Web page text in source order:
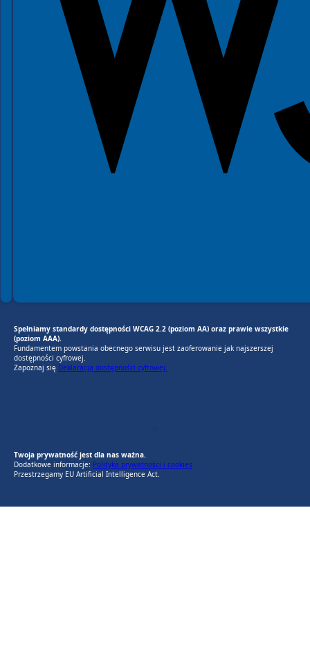
Spełniamy standardy dostępności WCAG 2.2 (poziom AA) oraz prawie wszystkie
(poziom AAA).
Fundamentem powstania obecnego serwisu jest zaoferowanie jak najszerszej
dostępności cyfrowej.
Zapoznaj się Deklaracją dostępności cyfrowej.
Twoja prywatność jest dla nas ważna.
Dodatkowe informacje: Polityka prywatności i cookies
Przestrzegamy EU Artificial Intelligence Act.